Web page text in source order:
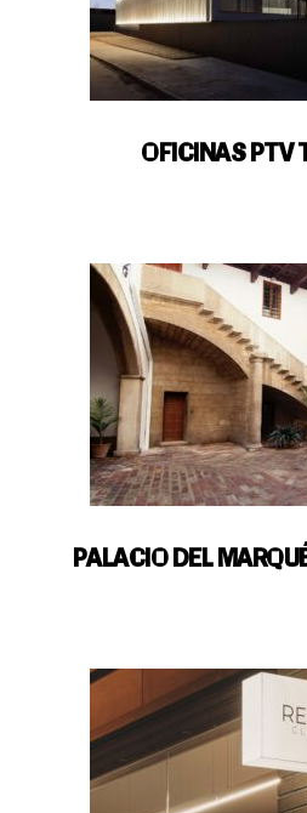
OFICINAS PTV
PALACIO DEL
Open
House
Valencia
Open House WorldWide
Open House Europe
Ediciones Anteriores